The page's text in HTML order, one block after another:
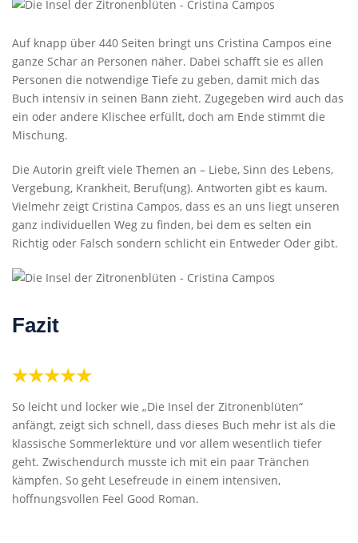
Auf knapp über 440 Seiten bringt uns Cristina Campos eine
ganze Schar an Personen näher. Dabei schafft sie es allen
Personen die notwendige Tiefe zu geben, damit mich das
Buch intensiv in seinen Bann zieht. Zugegeben wird auch das
ein oder andere Klischee erfüllt, doch am Ende stimmt die
Mischung.
Die Autorin greift viele Themen an – Liebe, Sinn des Lebens,
Vergebung, Krankheit, Beruf(ung). Antworten gibt es kaum.
Vielmehr zeigt Cristina Campos, dass es an uns liegt unseren
ganz individuellen Weg zu finden, bei dem es selten ein
Richtig oder Falsch sondern schlicht ein Entweder Oder gibt.
Fazit
★★★★★
So leicht und locker wie „Die Insel der Zitronenblüten“
anfängt, zeigt sich schnell, dass dieses Buch mehr ist als die
klassische Sommerlektüre und vor allem wesentlich tiefer
geht. Zwischendurch musste ich mit ein paar Tränchen
kämpfen. So geht Lesefreude in einem intensiven,
hoffnungsvollen Feel Good Roman.